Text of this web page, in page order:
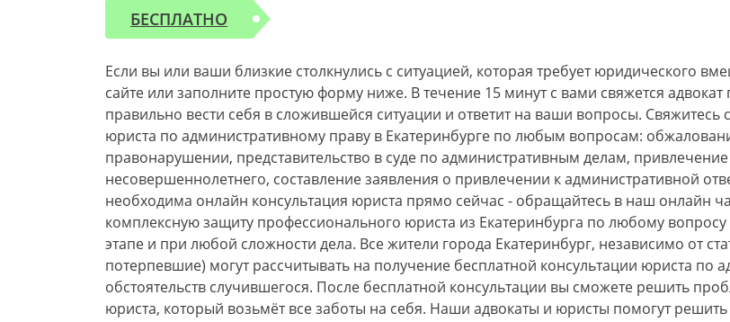
БЕСПЛАТНО
Если вы или ваши близкие столкнулись c ситуацией, которая требует юридического
сайте или заполните простую форму ниже. В течение 15 минут с вами свяжется
правильно вести себя в сложившейся ситуации и ответит на ваши вопросы.
юриста по административному праву в Екатеринбурге по любым вопросам:
правонарушении, представительство в суде по административным делам,
несовершеннолетнего, составление заявления о привлечении к административной
необходима онлайн консультация юриста прямо сейчас - обращайтесь в наш онлайн
комплексную защиту профессионального юриста из Екатеринбурга по любому
этапе и при любой сложности дела. Все жители города Екатеринбург, независимо от
потерпевшие) могут рассчитывать на получение бесплатной консультации юриста по
обстоятельств случившегося. После бесплатной консультации вы сможете решить
юриста, который возьмёт все заботы на себя. Наши адвокаты и юристы помогут